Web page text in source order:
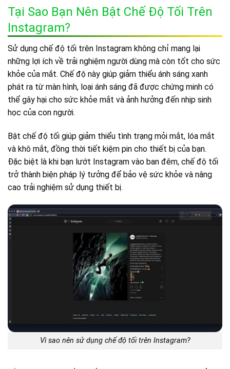
Tại Sao Bạn Nên Bật Chế Độ Tối Trên
Instagram?
Sử dụng chế độ tối trên Instagram không chỉ mang lại
những lợi ích về trải nghiệm người dùng mà còn tốt cho sức
khỏe của mắt. Chế độ này giúp giảm thiểu ánh sáng xanh
phát ra từ màn hình, loại ánh sáng đã được chứng minh có
thể gây hại cho sức khỏe mắt và ảnh hưởng đến nhịp sinh
học của con người.
Bật chế độ tối giúp giảm thiểu tình trạng mỏi mắt, lóa mắt
và khô mắt, đồng thời tiết kiệm pin cho thiết bị của bạn.
Đặc biệt là khi bạn lướt Instagram vào ban đêm, chế độ tối
trở thành biện pháp lý tưởng để bảo vệ sức khỏe và nâng
cao trải nghiệm sử dụng thiết bị.
Vì sao nên sử dụng chế độ tối trên Instagram?